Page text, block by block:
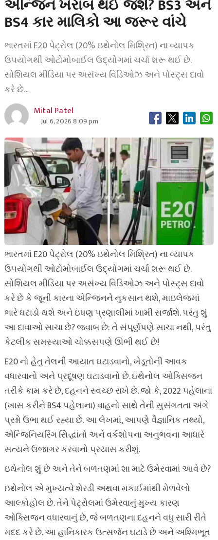
એન્જિન ખરાબ થઈ જશે? BS3 અને
BS4 કાર માલિકો આ જરૂર વાંચે
ભારતમાં E20 પેટ્રોલ (20% ઇથેનોલ મિશ્રિત) ના વ્યાપક
ઉપયોગથી ઓટોમોબાઈલ ઉદ્યોગમાં ચર્ચા શરૂ થઈ છે.
સોશિયલ મીડિયા પર અસંખ્ય વિડિઓઝ અને પોસ્ટ્સ દાવો
કરે છે…
Mital Patel
Jul 6, 2026 8:09 pm
ભારતમાં E20 પેટ્રોલ (20% ઇથેનોલ મિશ્રિત) ના વ્યાપક
ઉપયોગથી ઓટોમોબાઈલ ઉદ્યોગમાં ચર્ચા શરૂ થઈ છે.
સોશિયલ મીડિયા પર અસંખ્ય વિડિઓઝ અને પોસ્ટ્સ દાવો
કરે છે કે જૂની કારના એન્જિનને નુકસાન થશે, માઇલેજમાં
ભારે ઘટાડો થશે અને ઇંધણ પ્રણાલીમાં ખામી સર્જાશે. પરંતુ શું
આ દાવાઓ સાચા છે? જવાબ છે: તે સંપૂર્ણપણે સાચા નથી, પરંતુ
કેટલીક સમસ્યાઓ ચોક્કસપણે ઊભી થઈ છે!
E20 નો હેતુ તેલની આયાત ઘટાડવાનો, ખેડૂતોની આવક
વધારવાનો અને પ્રદૂષણ ઘટાડવાનો છે. ઇથેનોલ ઓક્સિજન
તરીકે કામ કરે છે, દહનને સ્વચ્છ રાખે છે. જો કે, 2022 પહેલાના
(ખાસ કરીને BS4 પહેલાના) વાહનો સાથે તેની સુસંગતતા અંગે
પ્રશ્નો ઉભા થઈ રહ્યા છે. આ લેખમાં, આપણે વૈજ્ઞાનિક તથ્યો,
એન્જિનિયરિંગ સિદ્ધાંતો અને વર્કશોપના અનુભવના આધારે
સત્યને ઉજાગર કરવાનો પ્રયાસ કરીશું.
ઇથેનોલ શું છે અને તેને બળતણમાં શા માટે ઉમેરવામાં આવે છે?
ઇથેનોલ એ મુખ્યત્વે શેરડી અથવા મકાઈમાંથી મેળવેલો
આલ્કોહોલ છે. તેને પેટ્રોલમાં ઉમેરવાનું મુખ્ય કારણ
ઓક્સિજન વધારવાનું છે, જે બળતણના દહનને વધુ સારી રીતે
મદદ કરે છે. આ હાનિકારક ઉત્સર્જન ઘટાડે છે અને અશ્મિભૂત